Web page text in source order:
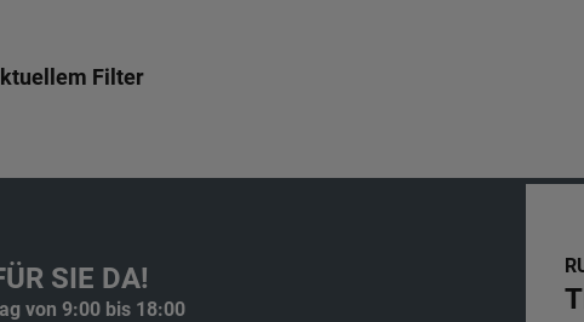
Filter
SIE DA!
von 9:00 bis 18:00